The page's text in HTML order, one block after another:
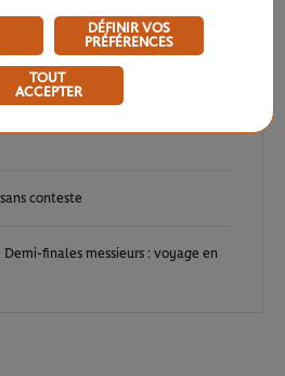
le triomphe de la jeunesse
conteste
finales messieurs : voyage en
DÉFINIR VOS
PRÉFÉRENCES
TOUT
ACCEPTER